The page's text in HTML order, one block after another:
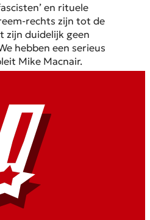
en rituele
rechts zijn tot de
zijn duidelijk geen
hebben een serieus
Mike Macnair.